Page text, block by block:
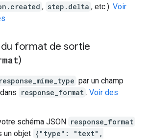
, step.delta , etc.). Voir
format de sortie
)
response_mime_type par un champ
dans response_format . Voir des
schéma JSON response_format
un objet {"type": "text",